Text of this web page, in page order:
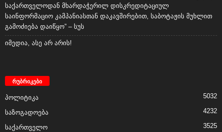
საქართველოდან მხარდაჭერილ დისკრედიტაციულ
საინფორმაციო კამპანიასთან დაკავშირებით, საბოტაჟის მუხლით
გამოძიება დაიწყო” – სუს
იმედია, ასე არ არის!
რუბრიკები
პოლიტიკა 5032
საზოგადოება 4232
საქართველო 3525